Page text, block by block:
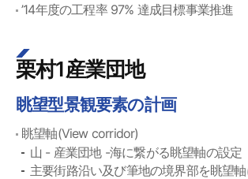
’14年度の工程率 97% 達成目標事業推進
栗村1産業団地
眺望型景観要素の計画
眺望軸(View corridor)
山 - 産業団地 -海に繋がる眺望軸の設定
主要街路沿い及び筆地の境界部を眺望